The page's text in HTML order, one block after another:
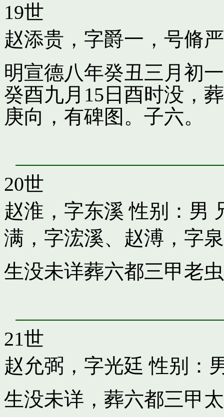
19世
赵添贵，字爵一，号脩严
明宣德八年癸丑三月初
癸酉九月15日酉时没，
庚向，有碑图。子六。
20世
赵淮，字东溪 性别：男
满，字浤溪、 赵溥，字
生没未详葬六都三甲老
21世
赵允弼，字光廷 性别：
生没未详，葬六都三甲